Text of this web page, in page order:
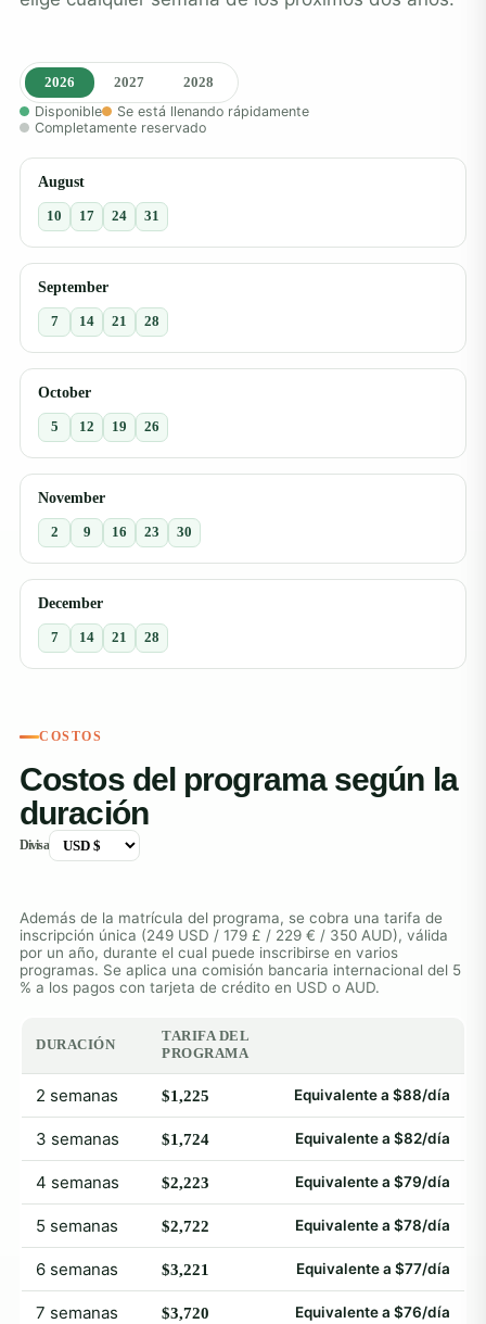
2026 2027
2028
Disponible
Se está llenando rápidamente
Completamente reservado
August
10 17 24 31
September
7 14 21 28
October
5 12 19 26
November
2 9 16 23 30
December
7 14 21 28
COSTOS
Costos del programa según la
duración
Divisa
Además de la matrícula del programa, se cobra una tarifa de
inscripción única (249 USD / 179 £ / 229 € / 350 AUD), válida
por un año, durante el cual puede inscribirse en varios
programas. Se aplica una comisión bancaria internacional del 5
% a los pagos con tarjeta de crédito en USD o AUD.
DURACIÓN
TARIFA DEL
PROGRAMA
2 semanas $1,225 Equivalente a $88/día
3 semanas $1,724 Equivalente a $82/día
4 semanas $2,223 Equivalente a $79/día
5 semanas $2,722 Equivalente a $78/día
6 semanas $3,221 Equivalente a $77/día
7 semanas $3,720 Equivalente a $76/día